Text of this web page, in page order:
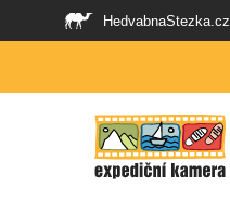
HedvabnaStezka.cz